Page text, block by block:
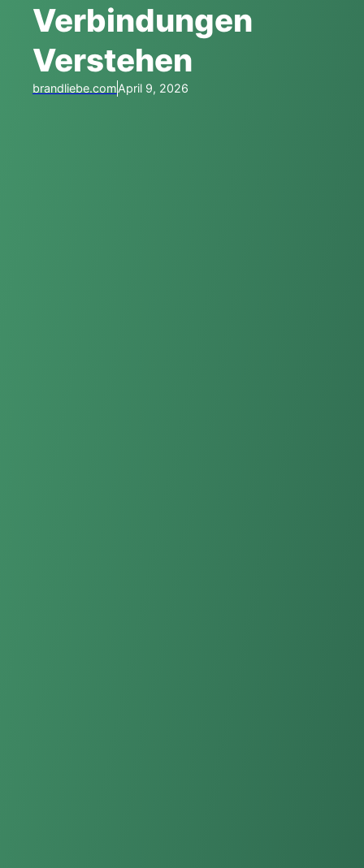
Verbindungen
Verstehen
brandliebe.comApril 9, 2026